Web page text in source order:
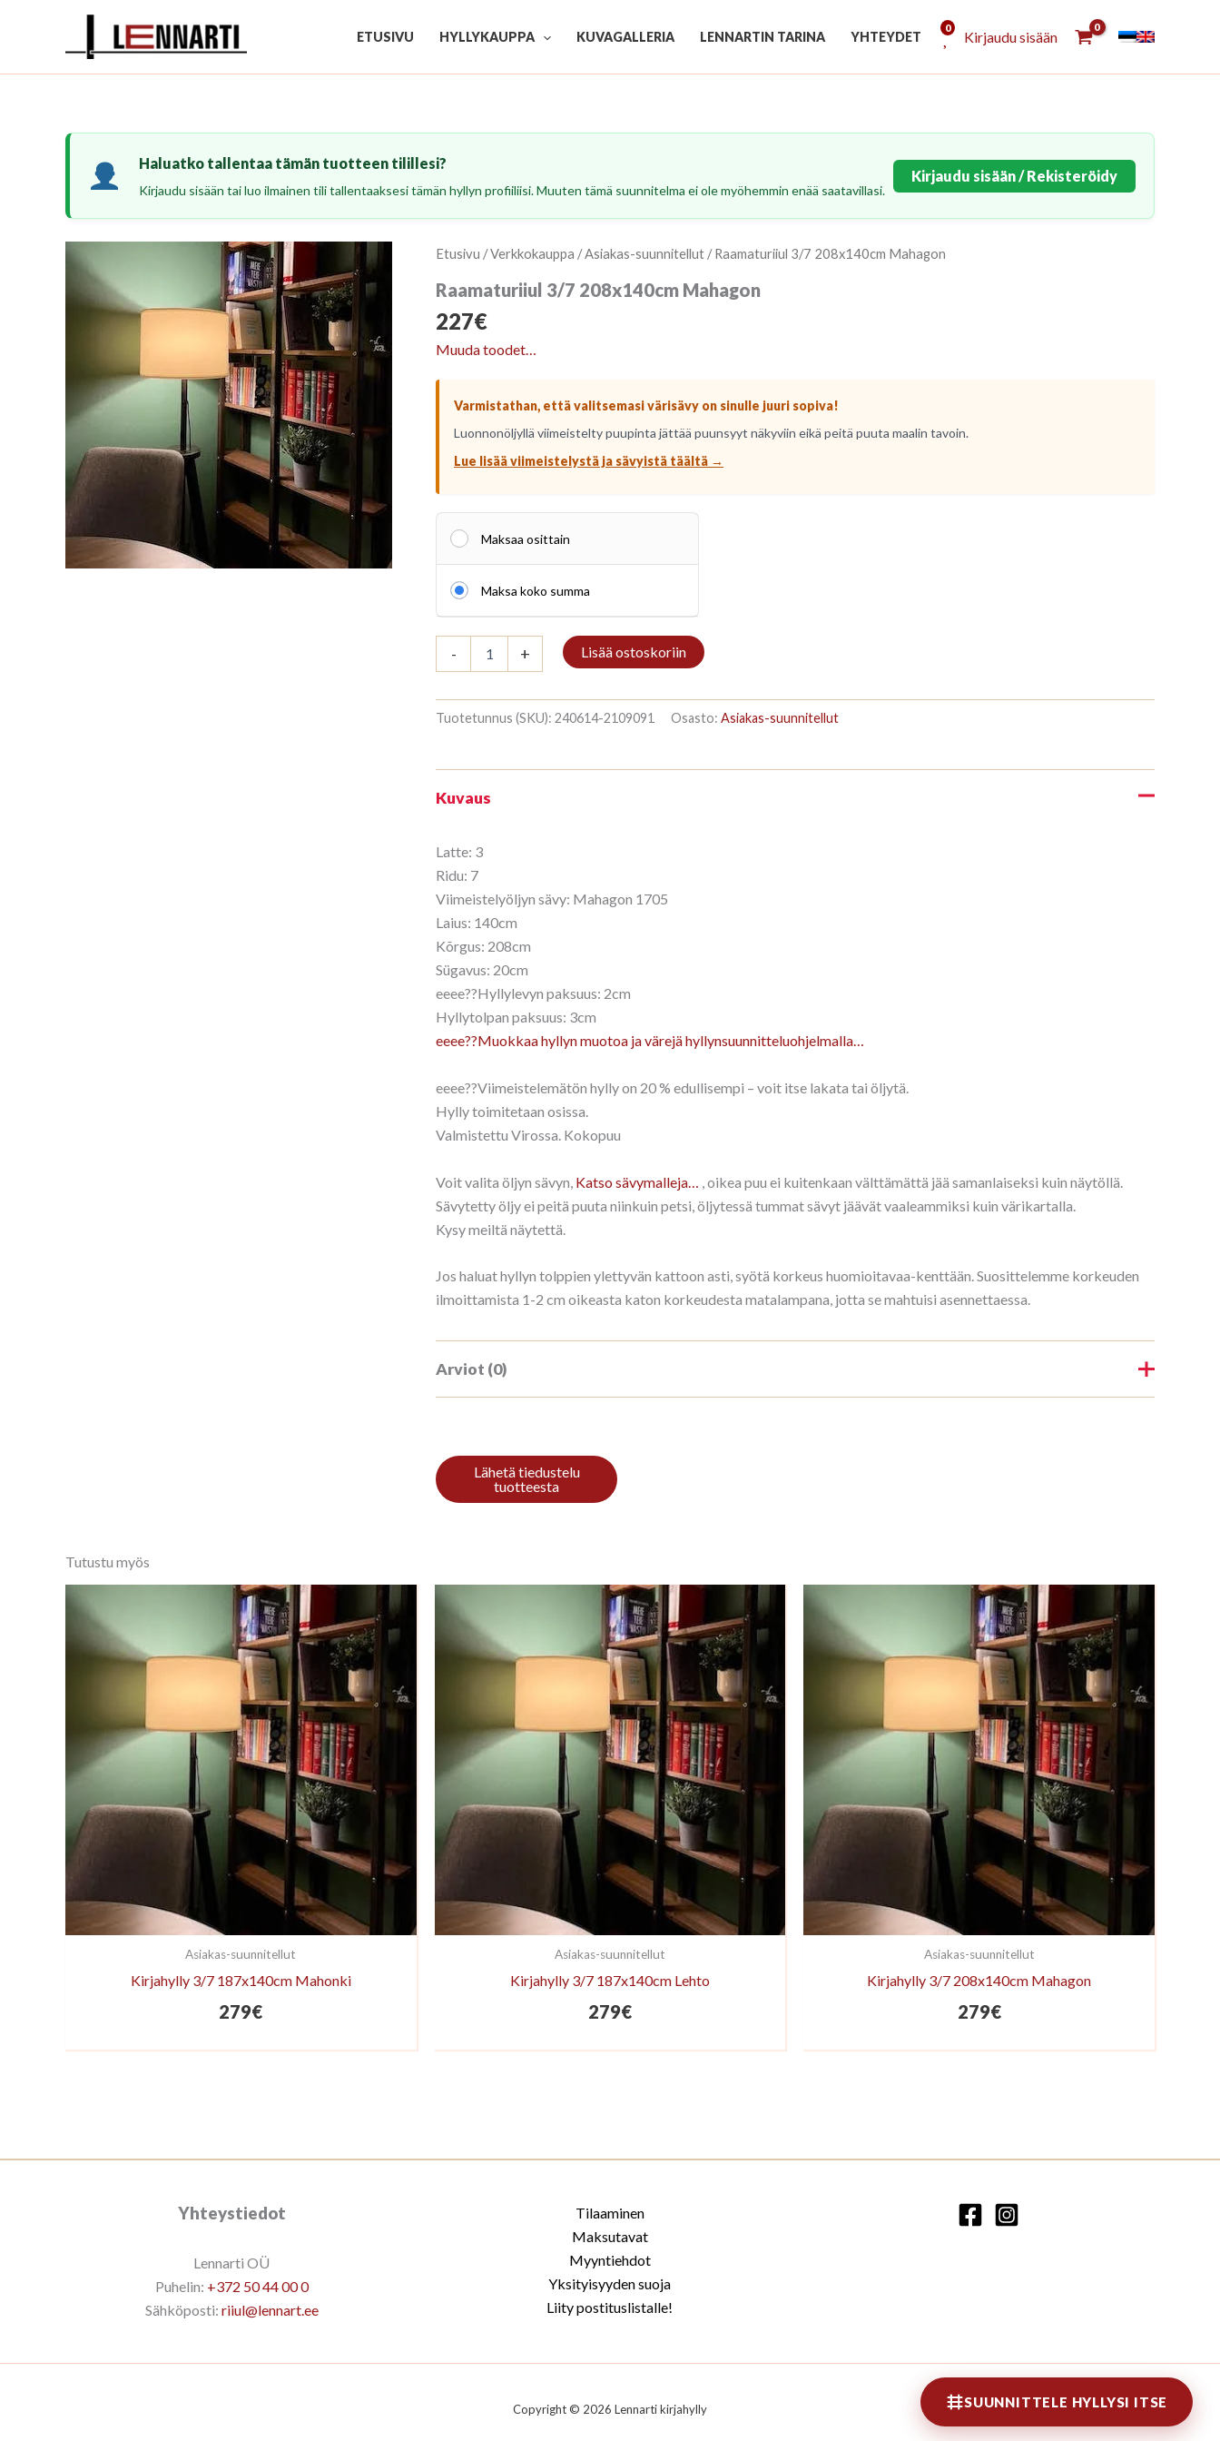
ETUSIVU HYLLYKAUPPA KUVAGALLERIA LENNARTIN TARINA YHTEYDET
0
Kirjaudu sisään
Haluatko tallentaa tämän tuotteen tilillesi?
Kirjaudu sisään tai luo ilmainen tili tallentaaksesi tämän hyllyn profiiliisi. Muuten tämä suunnitelma ei ole myöhemmin enää saatavillasi.
Kirjaudu sisään / Rekisteröidy
Etusivu /Verkkokauppa /Asiakas-suunnitellut / Raamaturiiul 3/7 208x140cm Mahagon
Raamaturiiul 3/7 208x140cm Mahagon
227€
Muuda toodet…
Varmistathan, että valitsemasi värisävy on sinulle juuri sopiva!
Luonnonöljyllä viimeistelty puupinta jättää puunsyyt näkyviin eikä peitä puuta maalin tavoin.
Lue lisää viimeistelystä ja sävyistä täältä →
Maksaa osittain
Maksa koko summa
-
3/7
Mahagon
määrä
+ Lisää ostoskoriin
Tuotetunnus (SKU): 240614-2109091 Osasto: Asiakas-suunnitellut
Kuvaus
Latte: 3
Ridu: 7
Viimeistelyöljyn sävy: Mahagon 1705
Laius: 140cm
Kõrgus: 208cm
Sügavus: 20cm
eeee??Hyllylevyn paksuus: 2cm
Hyllytolpan paksuus: 3cm
eeee??Muokkaa hyllyn muotoa ja värejä hyllynsuunnitteluohjelmalla…
eeee??Viimeistelemätön hylly on 20 % edullisempi – voit itse lakata tai öljytä.
Hylly toimitetaan osissa.
Valmistettu Virossa. Kokopuu
Voit valita öljyn sävyn, Katso sävymalleja…
, oikea puu ei kuitenkaan välttämättä jää samanlaiseksi kuin näytöllä.
Sävytetty öljy ei peitä puuta niinkuin petsi, öljytessä tummat sävyt jäävät vaaleammiksi kuin värikartalla.
Kysy meiltä näytettä.
Jos haluat hyllyn tolppien ylettyvän kattoon asti, syötä korkeus huomioitavaa-kenttään. Suosittelemme korkeuden
ilmoittamista 1-2 cm oikeasta katon korkeudesta matalampana, jotta se mahtuisi asennettaessa.
Arviot (0)
Kirjoita ensimmäinen arvio tuotteelle “Raamaturiiul 3/7 208x140cm
Tutustu myös
Asiakas-suunnitellut
Kirjahylly 3/7 187x140cm Mahonki
279€
Asiakas-suunnitellut
Kirjahylly 3/7 187x140cm Lehto
279€
Asiakas-suunnitellut
Kirjahylly 3/7 208x140cm Mahagon
279€
Yhteystiedot
Lennarti OÜ
Puhelin: +372 50 44 00 0
Sähköposti: riiul@lennart.ee
Tilaaminen
Maksutavat
Myyntiehdot
Yksityisyyden suoja
Liity postituslistalle!
Copyright © 2026 Lennarti kirjahylly SUUNNITTELE HYLLYSI ITSE